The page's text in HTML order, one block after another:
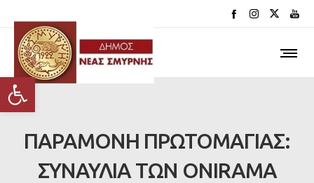
Ανοίξτε τη γραμμή εργαλείων
ΠΑΡΑΜΟΝΗ ΠΡΩΤΟΜΑΓΙΑΣ:
ΣΥΝΑΥΛΙΑ ΤΩΝ ONIRAMA